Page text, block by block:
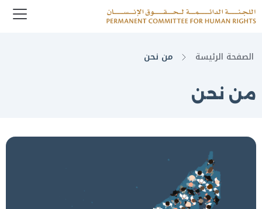
الصفحة الرئيسة من نحن
من نحن